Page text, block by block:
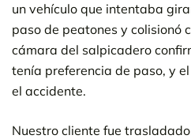
un vehículo que intentaba
paso de peatones y colisionó
cámara del salpicadero
tenía preferencia de paso, y
el accidente.
Nuestro cliente fue